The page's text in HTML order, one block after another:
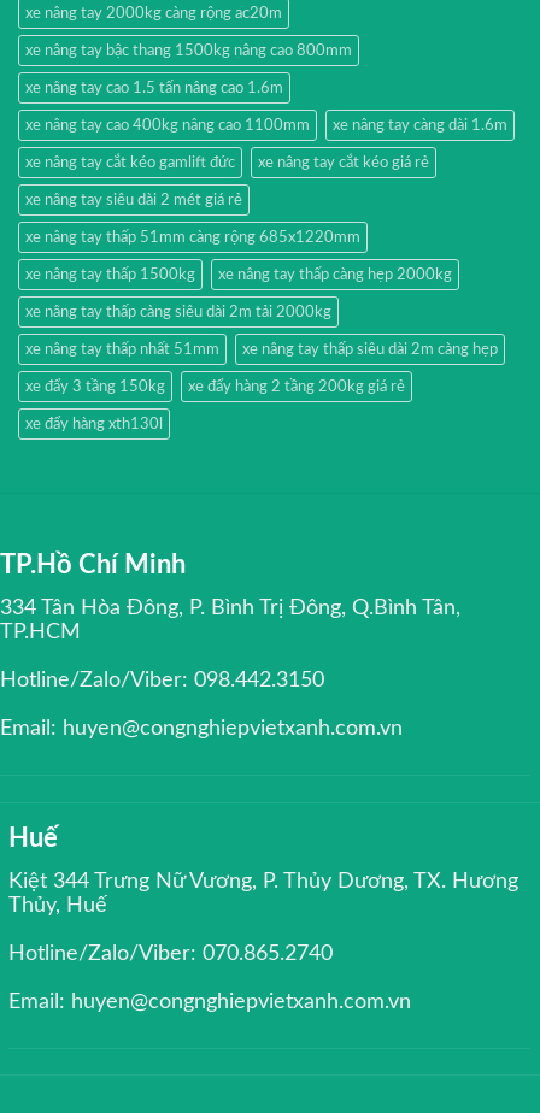
xe nâng tay 2000kg càng rộng ac20m
xe nâng tay bậc thang 1500kg nâng cao 800mm
xe nâng tay cao 1.5 tấn nâng cao 1.6m
xe nâng tay cao 400kg nâng cao 1100mm xe nâng tay càng dài 1.6m
xe nâng tay cắt kéo gamlift đức xe nâng tay cắt kéo giá rẻ
xe nâng tay siêu dài 2 mét giá rẻ
xe nâng tay thấp 51mm càng rộng 685x1220mm
xe nâng tay thấp 1500kg xe nâng tay thấp càng hẹp 2000kg
xe nâng tay thấp càng siêu dài 2m tải 2000kg
xe nâng tay thấp nhất 51mm xe nâng tay thấp siêu dài 2m càng hẹp
xe đẩy 3 tầng 150kg xe đẩy hàng 2 tầng 200kg giá rẻ
xe đẩy hàng xth130l
TP.Hồ Chí Minh
334 Tân Hòa Đông, P. Bình Trị Đông, Q.Bình Tân,
TP.HCM
Hotline/Zalo/Viber: 098.442.3150
Email: huyen@congnghiepvietxanh.com.vn
Huế
Kiệt 344 Trưng Nữ Vương, P. Thủy Dương, TX. Hương
Thủy, Huế
Hotline/Zalo/Viber: 070.865.2740
Email: huyen@congnghiepvietxanh.com.vn